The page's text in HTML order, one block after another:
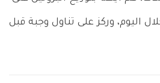
اليوم، وركز على تناول وجبة قبل